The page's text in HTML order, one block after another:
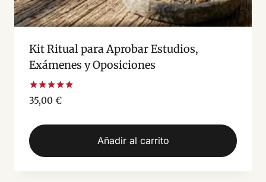
Kit Ritual para Aprobar Estudios,
Exámenes y Oposiciones
Valorado
con
de 5
35,00 €
Añadir al carrito